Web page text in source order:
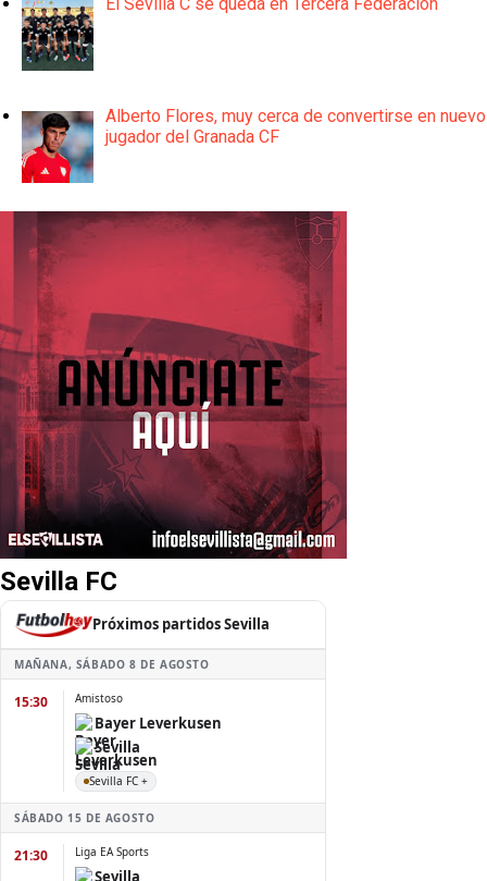
El Sevilla C se queda en Tercera Federación
Alberto Flores, muy cerca de convertirse en nuevo
jugador del Granada CF
Sevilla FC